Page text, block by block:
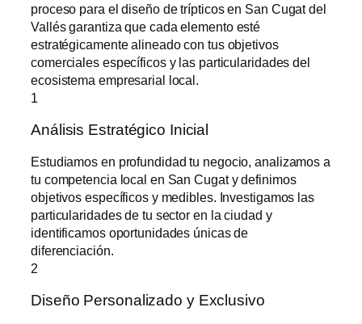
proceso para eldiseño de trípticos en San Cugat del
Vallésgarantiza que cada elemento esté
estratégicamente alineado con tus objetivos
comerciales específicos y las particularidades del
ecosistema empresarial local.
1
Análisis Estratégico Inicial
Estudiamos en profundidad tu negocio, analizamos a
tu competencia local en San Cugat y definimos
objetivos específicos y medibles. Investigamos las
particularidades de tu sector en la ciudad y
identificamos oportunidades únicas de
diferenciación.
2
Diseño Personalizado y Exclusivo